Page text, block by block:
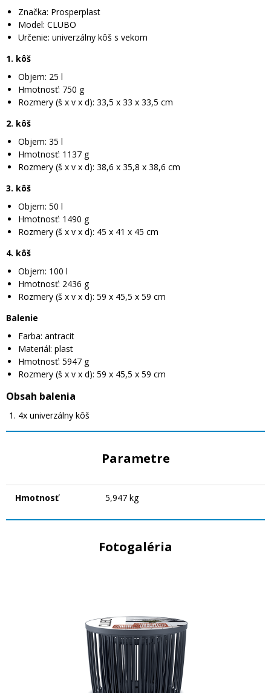
Značka: Prosperplast
Model: CLUBO
Určenie: univerzálny kôš s vekom
1. kôš
Objem: 25 l
Hmotnosť: 750 g
Rozmery (š x v x d): 33,5 x 33 x 33,5 cm
2. kôš
Objem: 35 l
Hmotnosť: 1137 g
Rozmery (š x v x d): 38,6 x 35,8 x 38,6 cm
3. kôš
Objem: 50 l
Hmotnosť: 1490 g
Rozmery (š x v x d): 45 x 41 x 45 cm
4. kôš
Objem: 100 l
Hmotnosť: 2436 g
Rozmery (š x v x d): 59 x 45,5 x 59 cm
Balenie
Farba: antracit
Materiál: plast
Hmotnosť: 5947 g
Rozmery (š x v x d): 59 x 45,5 x 59 cm
Obsah balenia
4x univerzálny kôš
Parametre
Hmotnosť 5,947 kg
Fotogaléria